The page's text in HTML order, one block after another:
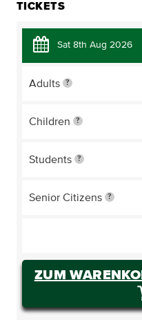
TICKETS
Adults ?
Children ?
Students ?
Senior Citizens ?
ZUM